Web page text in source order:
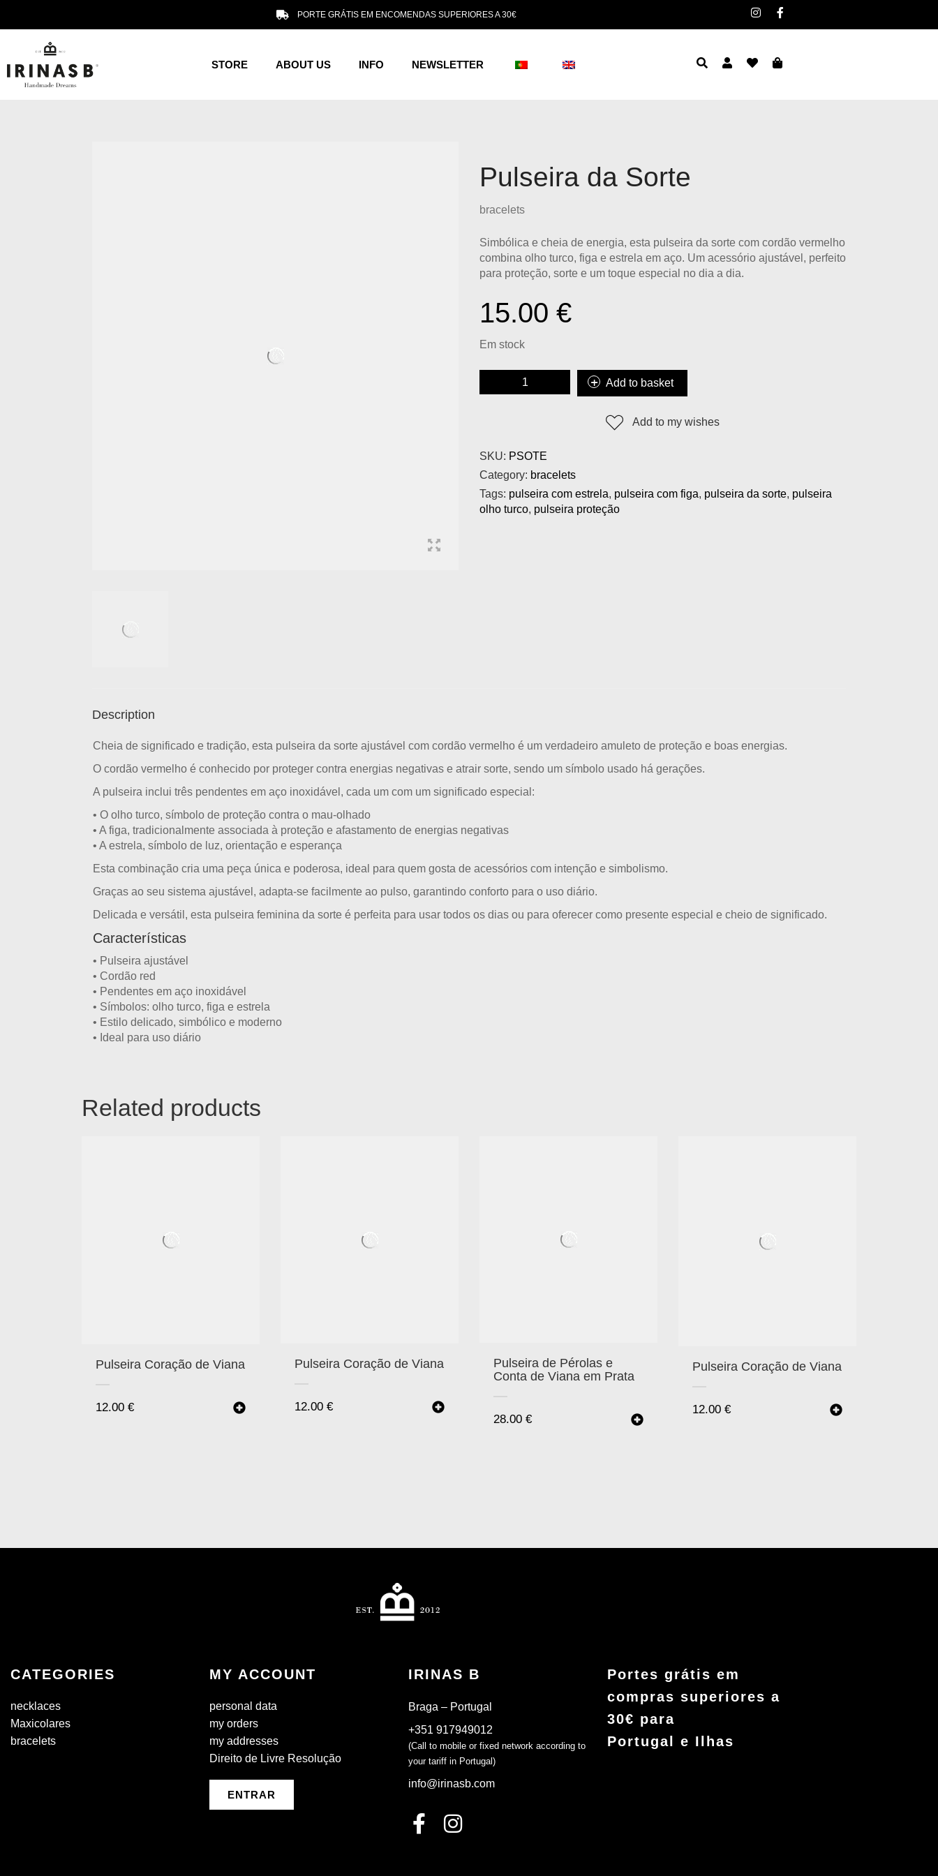
PORTE GRÁTIS EM ENCOMENDAS SUPERIORES A 30€
STORE ABOUT US INFO NEWSLETTER
Pulseira da Sorte
bracelets
Simbólica e cheia de energia, esta pulseira da sorte com cordão vermelho
combina olho turco, figa e estrela em aço. Um acessório ajustável, perfeito
para proteção, sorte e um toque especial no dia a dia.
15.00 €
Em stock
Add to basket
Add to my wishes
SKU: PSOTE
Category: bracelets
Tags: pulseira com estrela, pulseira com figa, pulseira da sorte, pulseira
olho turco, pulseira proteção
Description
Cheia de significado e tradição, esta pulseira da sorte ajustável com cordão vermelho é um verdadeiro amuleto de proteção e boas energias.
O cordão vermelho é conhecido por proteger contra energias negativas e atrair sorte, sendo um símbolo usado há gerações.
A pulseira inclui três pendentes em aço inoxidável , cada um com um significado especial:
• O olho turco, símbolo de proteção contra o mau-olhado
• A figa, tradicionalmente associada à proteção e afastamento de energias negativas
• A estrela, símbolo de luz, orientação e esperança
Esta combinação cria uma peça única e poderosa, ideal para quem gosta de acessórios com intenção e simbolismo.
Graças ao seu sistema ajustável , adapta-se facilmente ao pulso, garantindo conforto para o uso diário.
Delicada e versátil, esta pulseira feminina da sorte é perfeita para usar todos os dias ou para oferecer como presente especial e cheio de significado.
Características
• Pulseira ajustável
• Cordão red
• Pendentes em aço inoxidável
• Símbolos: olho turco, figa e estrela
• Estilo delicado, simbólico e moderno
• Ideal para uso diário
Related products
Pulseira Coração de Viana
12.00 €
Pulseira Coração de Viana
12.00 €
Pulseira de Pérolas e
Conta de Viana em Prata
28.00 €
Pulseira Coração de Viana
12.00 €
CATEGORIES
necklaces
Maxicolares
bracelets
MY ACCOUNT
personal data
my orders
my addresses
Direito de Livre Resolução
ENTRAR
IRINAS B
Braga – Portugal
+351 917949012
(Call to mobile or fixed network according to
your tariff in Portugal)
info@irinasb.com
Portes grátis em
compras superiores a
30€ para
Portugal e Ilhas